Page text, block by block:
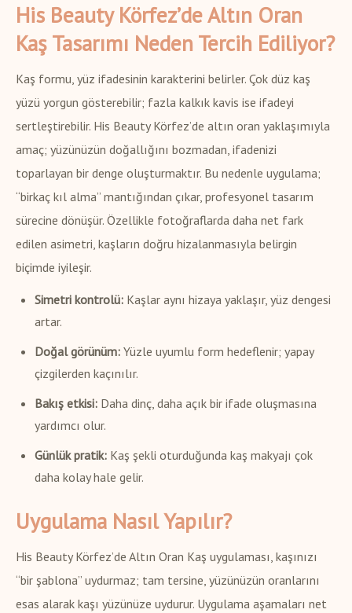
His Beauty Körfez’de Altın Oran
Kaş Tasarımı Neden Tercih Ediliyor?
Kaş formu, yüz ifadesinin karakterini belirler. Çok düz kaş
yüzü yorgun gösterebilir; fazla kalkık kavis ise ifadeyi
sertleştirebilir. His Beauty Körfez’de altın oran yaklaşımıyla
amaç; yüzünüzün doğallığını bozmadan, ifadenizi
toparlayan bir denge oluşturmaktır. Bu nedenle uygulama;
“birkaç kıl alma” mantığından çıkar, profesyonel tasarım
sürecine dönüşür. Özellikle fotoğraflarda daha net fark
edilen asimetri, kaşların doğru hizalanmasıyla belirgin
biçimde iyileşir.
Simetri kontrolü: Kaşlar aynı hizaya yaklaşır, yüz dengesi
artar.
Doğal görünüm: Yüzle uyumlu form hedeflenir; yapay
çizgilerden kaçınılır.
Bakış etkisi: Daha dinç, daha açık bir ifade oluşmasına
yardımcı olur.
Günlük pratik: Kaş şekli oturduğunda kaş makyajı çok
daha kolay hale gelir.
Uygulama Nasıl Yapılır?
His Beauty Körfez’de Altın Oran Kaş uygulaması, kaşınızı
“bir şablona” uydurmaz; tam tersine, yüzünüzün oranlarını
esas alarak kaşı yüzünüze uydurur. Uygulama aşamaları net